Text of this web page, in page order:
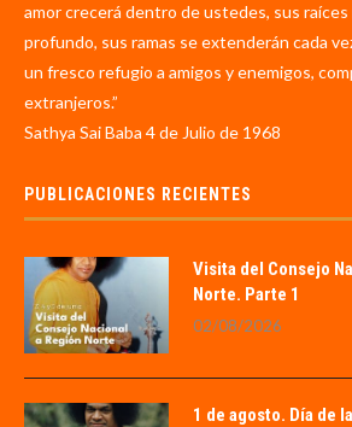
amor crecerá dentro de ustedes, sus raíces
profundo, sus ramas se extenderán cada
un fresco refugio a amigos y enemigos,
extranjeros.”
Sathya Sai Baba 4 de Julio de 1968
PUBLICACIONES RECIENTES
Visita del Consejo
Norte. Parte 1
02/08/2026
1 de agosto. Día de